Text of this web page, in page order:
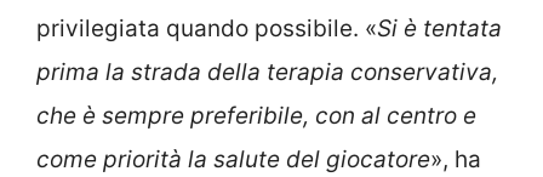
privilegiata quando possibile. «Si è tentata
prima la strada della terapia conservativa,
che è sempre preferibile, con al centro e
come priorità la salute del giocatore», ha